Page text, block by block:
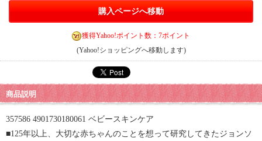
購入ページへ移動
獲得Yahoo!ポイント数：7ポイント
(Yahoo!ショッピングへ移動します)
商品説明
357586 4901730180061 ベビースキンケア
■125年以上、大切な赤ちゃんのことを想って研究してきたジョンソ